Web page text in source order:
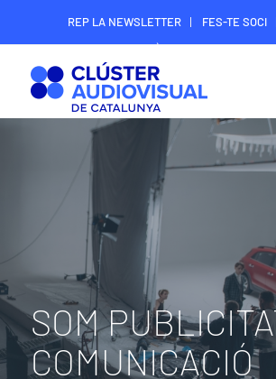
REP LA NEWSLETTER FES-TE SOCI
ÀREA DIGITAL SOCIS
SOM
COMUNICACIÓ